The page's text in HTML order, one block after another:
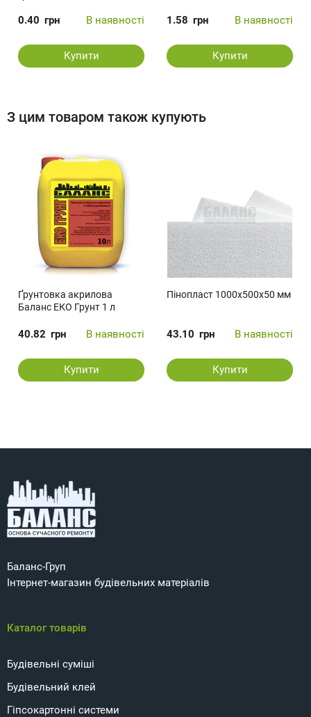
0.40 грн В наявності
Купити
1.58 грн В наявності
Купити
З цим товаром також купують
Ґрунтовка акрилова
Баланс ЕКО Грунт 1 л
40.82 грн В наявності
Купити
Пінопласт 1000x500x50 мм
43.10 грн В наявності
Купити
Баланс-Груп
Інтернет-магазин будівельних матеріалів
Каталог товарів
Будівельні суміші
Будівельний клей
Гіпсокартонні системи